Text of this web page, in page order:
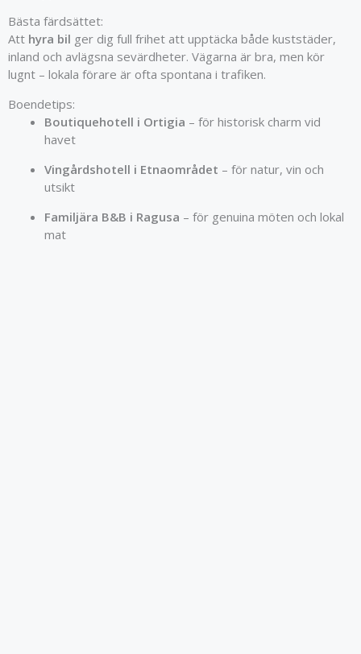
Bästa färdsättet:
Att hyra bil ger dig full frihet att upptäcka både kuststäder,
inland och avlägsna sevärdheter. Vägarna är bra, men kör
lugnt – lokala förare är ofta spontana i trafiken.
Boendetips:
Boutiquehotell i Ortigia – för historisk charm vid
havet
Vingårdshotell i Etnaområdet – för natur, vin och
utsikt
Familjära B&B i Ragusa – för genuina möten och lokal
mat